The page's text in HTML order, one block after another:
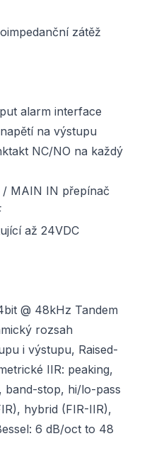
zátěž
alarm interface
na výstupu
NC/NO na každý
/ MAIN IN přepínač
až 24VDC
@ 48kHz Tandem
rozsah
i výstupu, Raised-
IIR: peaking,
band-stop, hi/lo-pass
hybrid (FIR-IIR),
6 dB/oct to 48